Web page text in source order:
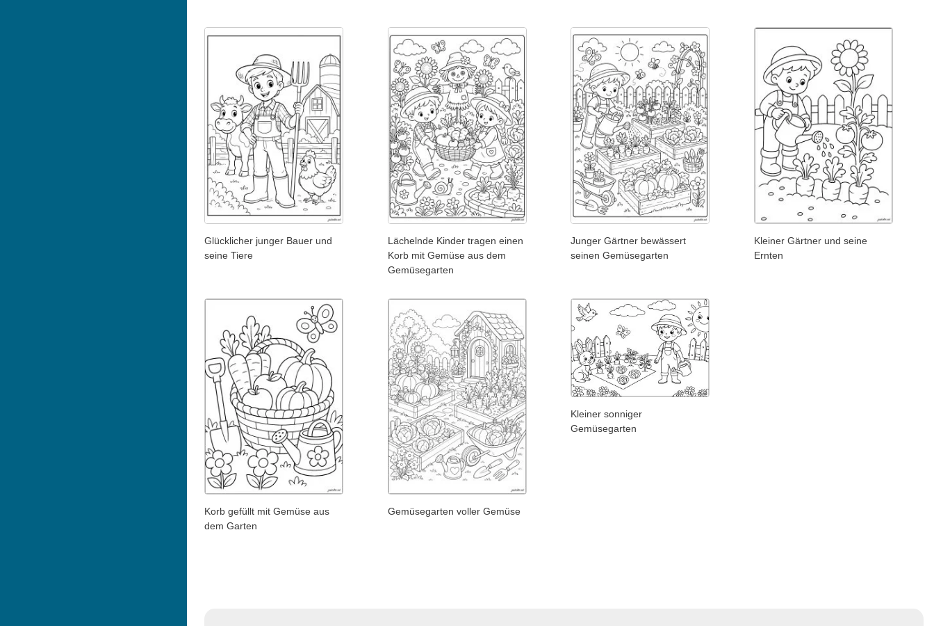
Glücklicher junger Bauer und
seine Tiere
Lächelnde Kinder tragen einen
Korb mit Gemüse aus dem
Gemüsegarten
Junger Gärtner bewässert
seinen Gemüsegarten
Kleiner Gärtner und seine
Ernten
Korb gefüllt mit Gemüse aus
dem Garten
Gemüsegarten voller Gemüse
Kleiner sonniger
Gemüsegarten